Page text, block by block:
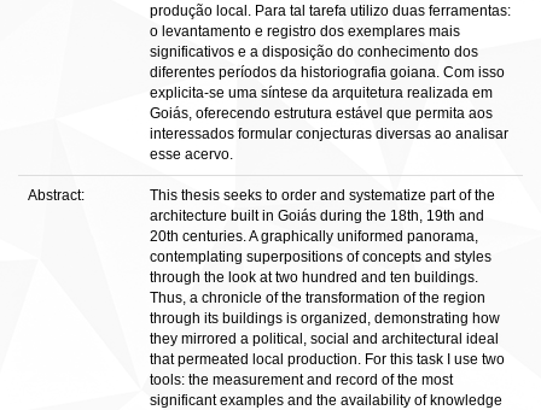
produção local. Para tal tarefa utilizo duas ferramentas:
o levantamento e registro dos exemplares mais
significativos e a disposição do conhecimento dos
diferentes períodos da historiografia goiana. Com isso
explicita‐se uma síntese da arquitetura realizada em
Goiás, oferecendo estrutura estável que permita aos
interessados formular conjecturas diversas ao analisar
esse acervo.
Abstract:
This thesis seeks to order and systematize part of the
architecture built in Goiás during the 18th, 19th and
20th centuries. A graphically uniformed panorama,
contemplating superpositions of concepts and styles
through the look at two hundred and ten buildings.
Thus, a chronicle of the transformation of the region
through its buildings is organized, demonstrating how
they mirrored a political, social and architectural ideal
that permeated local production. For this task I use two
tools: the measurement and record of the most
significant examples and the availability of knowledge